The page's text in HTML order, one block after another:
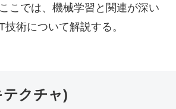
こでは、機械学習と関連が深い
術について解説する。
クチャ)